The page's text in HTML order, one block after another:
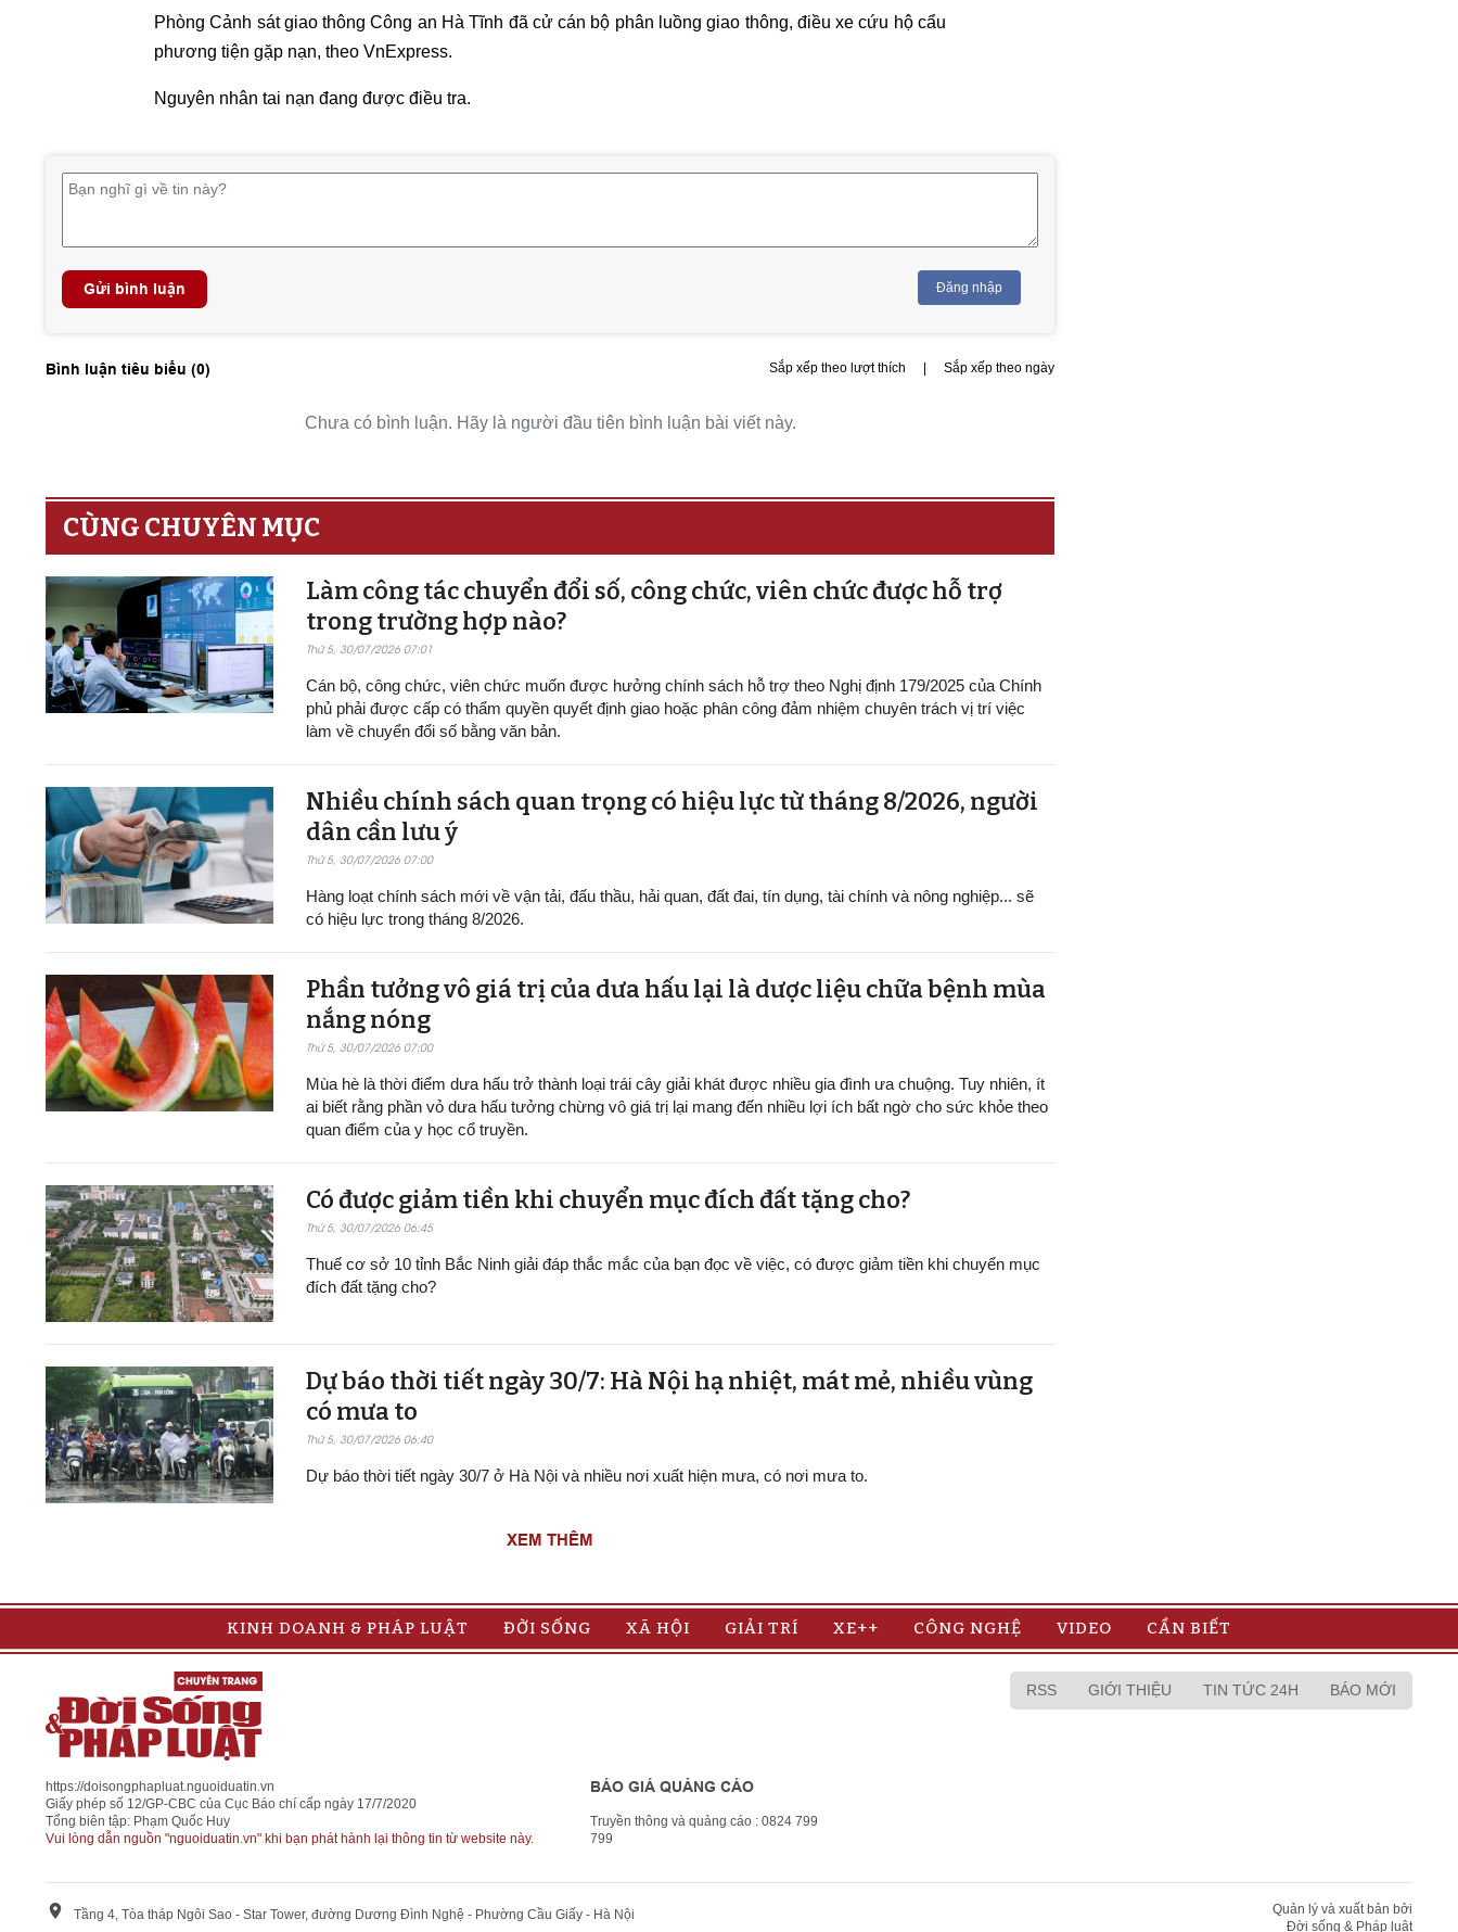
Phòng Cảnh sát giao thông Công an Hà Tĩnh đã cử cán bộ phân luồng giao thông, điều xe cứu hộ cẩu
phương tiện gặp nạn, theo VnExpress.
Nguyên nhân tai nạn đang được điều tra.
Gửi bình luận Đăng nhập
Bình luận tiêu biểu (0) Sắp xếp theo lượt thích Sắp xếp theo ngày
Chưa có bình luận. Hãy là người đầu tiên bình luận bài viết này.
CÙNG CHUYÊN MỤC
Làm công tác chuyển đổi số, công chức, viên chức được hỗ trợ
trong trường hợp nào?
Thứ 5, 30/07/2026 07:01
Cán bộ, công chức, viên chức muốn được hưởng chính sách hỗ trợ theo Nghị định 179/2025 của Chính
phủ phải được cấp có thẩm quyền quyết định giao hoặc phân công đảm nhiệm chuyên trách vị trí việc
làm về chuyển đổi số bằng văn bản.
Nhiều chính sách quan trọng có hiệu lực từ tháng 8/2026, người
dân cần lưu ý
Thứ 5, 30/07/2026 07:00
Hàng loạt chính sách mới về vận tải, đấu thầu, hải quan, đất đai, tín dụng, tài chính và nông nghiệp... sẽ
có hiệu lực trong tháng 8/2026.
Phần tưởng vô giá trị của dưa hấu lại là dược liệu chữa bệnh mùa
nắng nóng
Thứ 5, 30/07/2026 07:00
Mùa hè là thời điểm dưa hấu trở thành loại trái cây giải khát được nhiều gia đình ưa chuộng. Tuy nhiên, ít
ai biết rằng phần vỏ dưa hấu tưởng chừng vô giá trị lại mang đến nhiều lợi ích bất ngờ cho sức khỏe theo
quan điểm của y học cổ truyền.
Có được giảm tiền khi chuyển mục đích đất tặng cho?
Thứ 5, 30/07/2026 06:45
Thuế cơ sở 10 tỉnh Bắc Ninh giải đáp thắc mắc của bạn đọc về việc, có được giảm tiền khi chuyển mục
đích đất tặng cho?
Dự báo thời tiết ngày 30/7: Hà Nội hạ nhiệt, mát mẻ, nhiều vùng
có mưa to
Thứ 5, 30/07/2026 06:40
Dự báo thời tiết ngày 30/7 ở Hà Nội và nhiều nơi xuất hiện mưa, có nơi mưa to.
XEM THÊM
KINH DOANH & PHÁP LUẬT ĐỜI SỐNG XÃ HỘI GIẢI TRÍ XE++ CÔNG NGHỆ VIDEO CẦN BIẾT
https://doisongphapluat.nguoiduatin.vn
Giấy phép số 12/GP-CBC của Cục Báo chí cấp ngày 17/7/2020
Tổng biên tập: Phạm Quốc Huy
Vui lòng dẫn nguồn "nguoiduatin.vn" khi bạn phát hành lại thông tin từ website này.
BÁO GIÁ QUẢNG CÁO
Truyền thông và quảng cáo : 0824 799
799
RSS GIỚI THIỆU TIN TỨC 24H BÁO MỚI
Tầng 4, Tòa tháp Ngôi Sao - Star Tower, đường Dương Đình Nghệ - Phường Cầu Giấy - Hà Nội
Quản lý và xuất bản bởi
Đời sống & Pháp luật